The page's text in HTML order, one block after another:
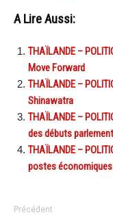
A Lire Aussi:
THAÏLANDE –
Move Forward
THAÏLANDE –
Shinawatra
THAÏLANDE –
des débuts
THAÏLANDE –
postes économiques
Précédent